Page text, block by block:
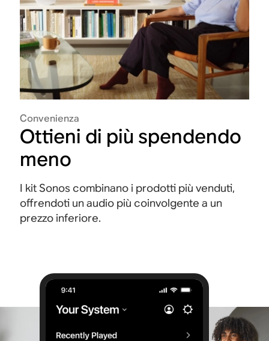
Convenienza
Ottieni di più spendendo
meno
I kit Sonos combinano i prodotti più venduti,
offrendoti un audio più coinvolgente a un
prezzo inferiore.